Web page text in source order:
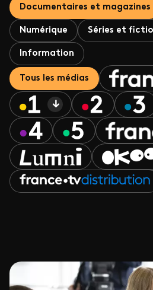
Documentaires et magazines
Numérique Séries et
Information
Tous les médias